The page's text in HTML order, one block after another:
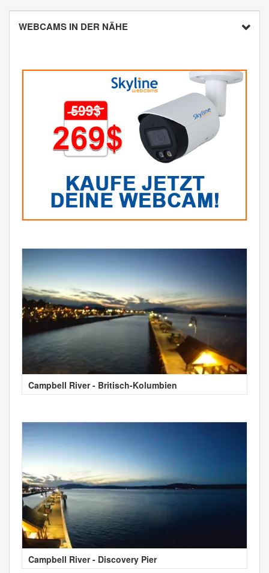
WEBCAMS IN DER NÄHE
Campbell River - Britisch-Kolumbien
Campbell River - Discovery Pier